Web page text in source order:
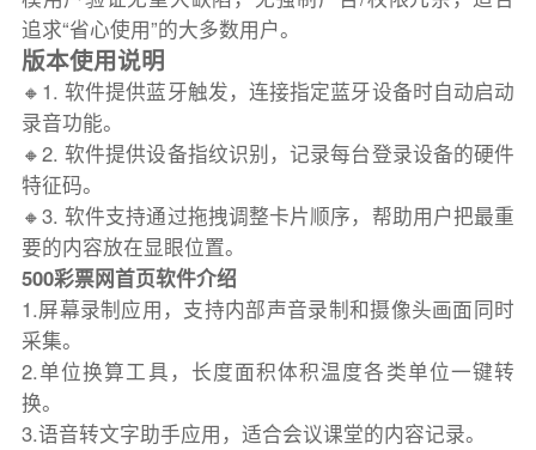
追求“省心使用”的大多数用户。
版本使用说明
🔸1. 软件提供蓝牙触发，连接指定蓝牙设备时自动启动
录音功能。
🔸2. 软件提供设备指纹识别，记录每台登录设备的硬件
特征码。
🔸3. 软件支持通过拖拽调整卡片顺序，帮助用户把最重
要的内容放在显眼位置。
500彩票网首页软件介绍
1.屏幕录制应用，支持内部声音录制和摄像头画面同时
采集。
2.单位换算工具，长度面积体积温度各类单位一键转
换。
3.语音转文字助手应用，适合会议课堂的内容记录。